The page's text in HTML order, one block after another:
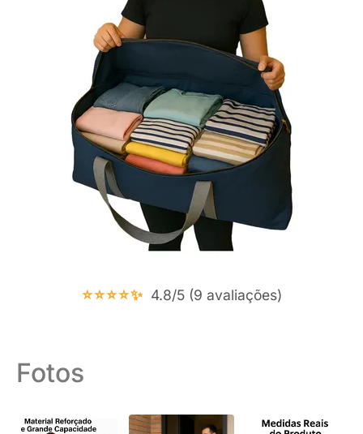
⭐⭐⭐⭐✨ 4.8/5 (9 avaliações)
Fotos